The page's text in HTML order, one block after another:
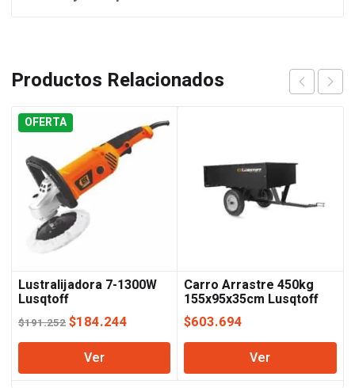
Productos Relacionados
OFERTA
Lustralijadora 7-1300W
Lusqtoff
$191.252 El
precio
original
era:
$184.244
precio
es:
Ver
Carro Arrastre 450kg
155x95x35cm Lusqtoff
$603.694
Ver